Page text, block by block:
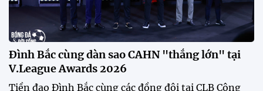
Đình Bắc cùng dàn sao CAHN "thắng lớn" tại
V.League Awards 2026
Tiền đạo Đình Bắc cùng các đồng đội tại CLB Công